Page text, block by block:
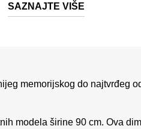
SAZNAJTE VIŠE
memorijskog do najtvrđeg
modela širine 90 cm. Ova